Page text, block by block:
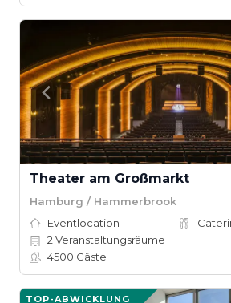
Theater am Großmarkt
Hamburg / Hammerbrook
Eventlocation
2 Veranstaltungsräume
4500 Gäste
TOP-ABWICKLUNG